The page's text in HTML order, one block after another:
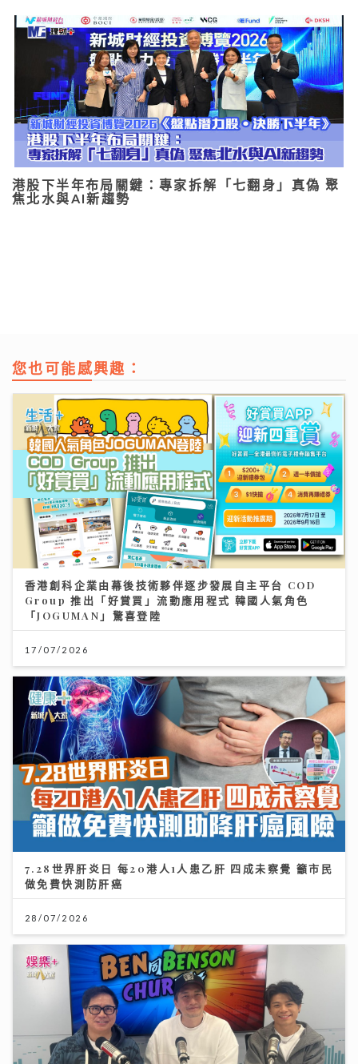
港股下半年布局關鍵：專家拆解「七翻身」真偽 聚
焦北水與AI新趨勢
您也可能感興趣：
香港創科企業由幕後技術夥伴逐步發展自主平台 COD
Group 推出「好賞買」流動應用程式 韓國人氣角色
「JOGUMAN」驚喜登陸
17/07/2026
7.28世界肝炎日 每20港人1人患乙肝 四成未察覺 籲市民
做免費快測防肝癌
28/07/2026